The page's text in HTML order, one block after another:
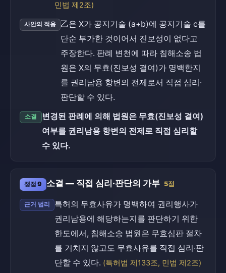
민법 제2조)
사안의 적용
乙은 X가 공지기술 (a+b)에 공지기술 c를
단순 부가한 것이어서 진보성이 없다고
주장한다. 판례 변천에 따라 침해소송 법
원은 X의 무효(진보성 결여)가 명백한지
를 권리남용 항변의 전제로서 직접 심리·
판단할 수 있다.
소결
변경된 판례에 의해 법원은 무효(진보성 결여)
여부를 권리남용 항변의 전제로 직접 심리할
수 있다.
쟁점 9 소결 — 직접 심리·판단의 가부 5점
근거 법리
특허의 무효사유가 명백하여 권리행사가
권리남용에 해당하는지를 판단하기 위한
한도에서, 침해소송 법원은 무효심판 절차
를 거치지 않고도 무효사유를 직접 심리·판
단할 수 있다. (특허법 제133조, 민법 제2조)